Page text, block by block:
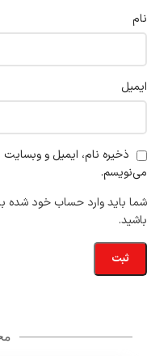
نام
ایمیل
ذخیره نام، ایمیل و
می‌نویسم.
شما باید وارد حساب خود شده
باشید.